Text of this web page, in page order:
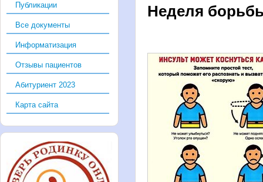
Публикации
Все документы
Информатизация
Отзывы пациентов
Абитуриент 2023
Карта сайта
Неделя